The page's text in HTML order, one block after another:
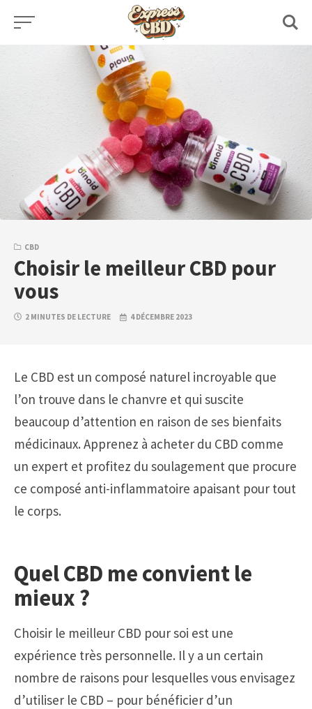
Skip
CBD
Choisir le meilleur CBD pour
vous
2 MINUTES DE LECTURE 4 DÉCEMBRE 2023
Le CBD est un composé naturel incroyable que
l’on trouve dans le chanvre et qui suscite
beaucoup d’attention en raison de ses bienfaits
médicinaux. Apprenez à acheter du CBD comme
un expert et profitez du soulagement que procure
ce composé anti-inflammatoire apaisant pour tout
le corps.
Quel CBD me convient le
mieux ?
Choisir le meilleur CBD pour soi est une
expérience très personnelle. Il y a un certain
nombre de raisons pour lesquelles vous envisagez
d’utiliser le CBD – pour bénéficier d’un